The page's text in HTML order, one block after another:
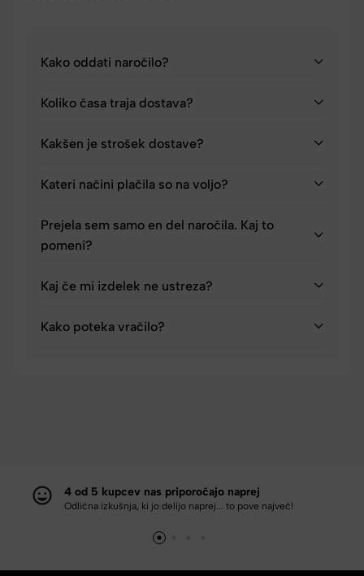
Kako oddati naročilo?
Koliko časa traja dostava?
Kakšen je strošek dostave?
Kateri načini plačila so na voljo?
Prejela sem samo en del naročila. Kaj to
pomeni?
Kaj če mi izdelek ne ustreza?
Kako poteka vračilo?
4 od 5 kupcev nas priporočajo naprej
Odlična izkušnja, ki jo delijo naprej... to pove največ!